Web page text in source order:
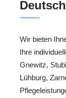
Wir bieten
Ihre
Gnewitz,
Lühburg,